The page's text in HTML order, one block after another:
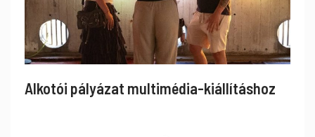
Alkotói pályázat multimédia-kiállításhoz